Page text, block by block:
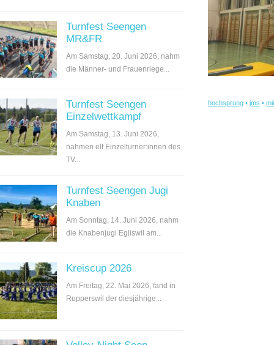
Turnfest Seengen
MR&FR
Am Samstag, 20. Juni 2026, nahm
die Männer- und Frauenriege...
Turnfest Seengen
Einzelwettkampf
Am Samstag, 13. Juni 2026,
nahmen elf Einzelturner:innen des
TV...
Turnfest Seengen Jugi
Knaben
Am Sonntag, 14. Juni 2026, nahm
die Knabenjugi Egliswil am...
Kreiscup 2026
Am Freitag, 22. Mai 2026, fand in
Rupperswil der diesjährige...
hochsprung• jms •